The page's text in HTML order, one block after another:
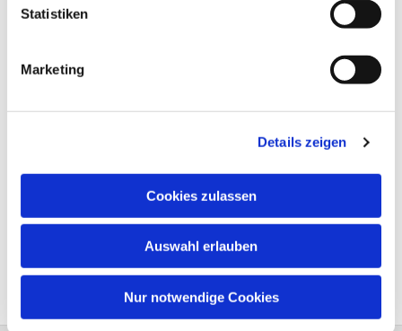
Statistiken
Marketing
Details zeigen
Cookies zulassen
Auswahl erlauben
Nur notwendige Cookies